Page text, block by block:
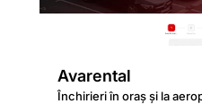
Avarental
Închirieri în oraș și la